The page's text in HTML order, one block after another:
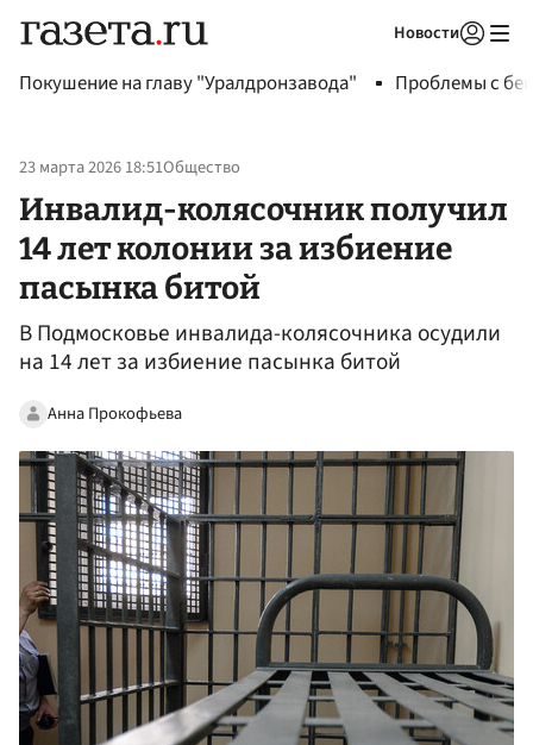
Новости
Покушение на главу "Уралдронзавода" Проблемы с
23 марта 2026 18:51Общество
Инвалид-колясочник получил
14 лет колонии за избиение
пасынка битой
В Подмосковье инвалида-колясочника осудили
на 14 лет за избиение пасынка битой
Анна Прокофьева